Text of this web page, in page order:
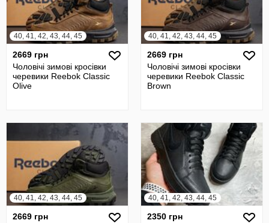
40, 41, 42, 43, 44, 45
2669 грн
Чоловічі зимові кросівки
черевики Reebok Classic
Olive
40, 41, 42, 43, 44, 45
2669 грн
Чоловічі зимові кросівки
черевики Reebok Classic
Brown
40, 41, 42, 43, 44, 45
2669 грн
40, 41, 42, 43, 44, 45
2350 грн